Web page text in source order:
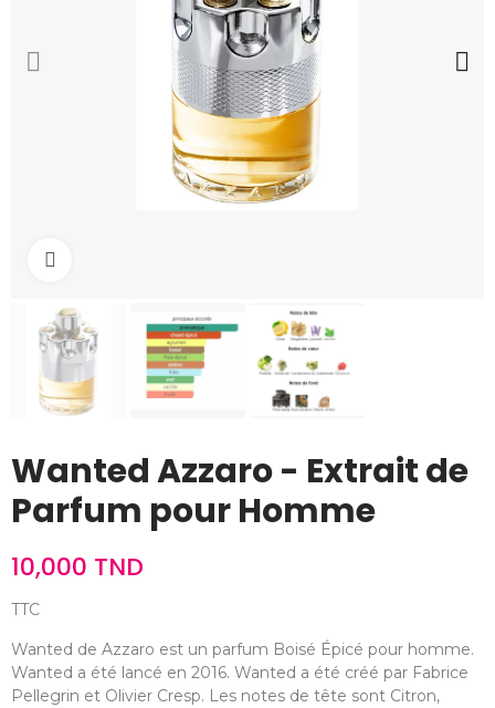
Wanted Azzaro - Extrait de
Parfum pour Homme
10,000 TND
TTC
Wanted de Azzaro est un parfum Boisé Épicé pour homme.
Wanted a été lancé en 2016. Wanted a été créé par Fabrice
Pellegrin et Olivier Cresp. Les notes de tête sont Citron,